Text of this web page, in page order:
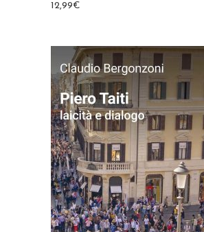
12,99€
AGGIUNGI AL CARRELLO